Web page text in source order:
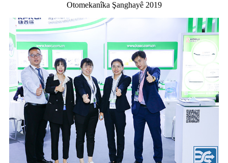
Otomekanîka Şanghayê 2019